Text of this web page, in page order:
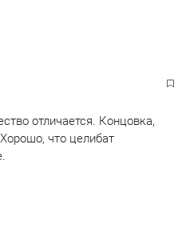
отличается. Концовка,
что целибат